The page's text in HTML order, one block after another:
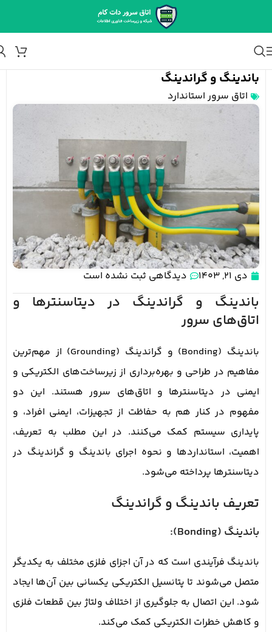
باندینگ و گراندینگ
اتاق سرور استاندارد
دی 21, 1403 دیدگاهی ثبت نشده است
باندینگ و گراندینگ در دیتاسنترها و
اتاق‌های سرور
باندینگ (Bonding) و گراندینگ (Grounding) از مهم‌ترین
مفاهیم در طراحی و بهره‌برداری از زیرساخت‌های الکتریکی و
ایمنی در دیتاسنترها و اتاق‌های سرور هستند. این دو
مفهوم در کنار هم به حفاظت از تجهیزات، ایمنی افراد، و
پایداری سیستم کمک می‌کنند. در این مطلب به تعریف،
اهمیت، استانداردها و نحوه اجرای باندینگ و گراندینگ در
دیتاسنترها پرداخته می‌شود.
تعریف باندینگ و گراندینگ
باندینگ (Bonding):
باندینگ فرآیندی است که در آن اجزای فلزی مختلف به یکدیگر
متصل می‌شوند تا پتانسیل الکتریکی یکسانی بین آن‌ها ایجاد
شود. این اتصال به جلوگیری از اختلاف ولتاژ بین قطعات فلزی
و کاهش خطرات الکتریکی کمک می‌کند.